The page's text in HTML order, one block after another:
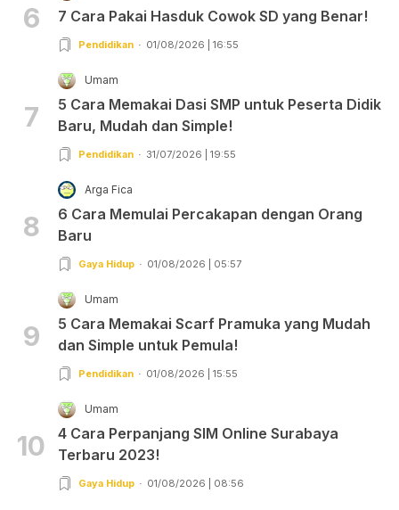
6 7 Cara Pakai Hasduk Cowok SD yang Benar!
Pendidikan 01/08/2026 | 16:55
7
Umam
5 Cara Memakai Dasi SMP untuk Peserta Didik
Baru, Mudah dan Simple!
Pendidikan 31/07/2026 | 19:55
8
Arga Fica
6 Cara Memulai Percakapan dengan Orang
Baru
Gaya Hidup 01/08/2026 | 05:57
9
Umam
5 Cara Memakai Scarf Pramuka yang Mudah
dan Simple untuk Pemula!
Pendidikan 01/08/2026 | 15:55
10
Umam
4 Cara Perpanjang SIM Online Surabaya
Terbaru 2023!
Gaya Hidup 01/08/2026 | 08:56